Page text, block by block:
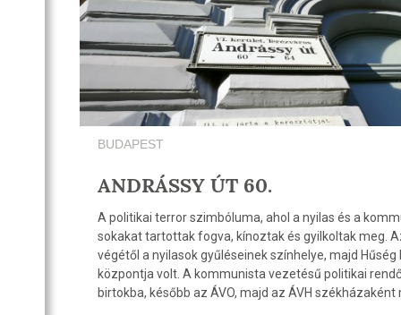
BUDAPEST
ANDRÁSSY ÚT 60.
A politikai terror szimbóluma, ahol a nyilas és a
sokakat tartottak fogva, kínoztak és gyilkoltak meg.
végétől a nyilasok gyűléseinek színhelye, majd
központja volt. A kommunista vezetésű politikai
birtokba, később az ÁVO, majd az ÁVH